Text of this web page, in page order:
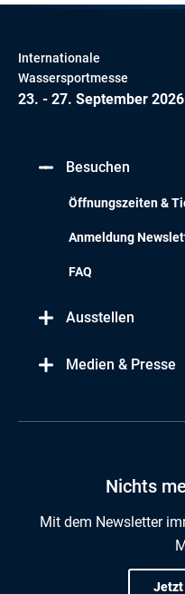
Internationale
Wassersportmesse
23. - 27. September 2026
Besuchen
Öffnungszeiten &
Anmeldung
FAQ
Ausstellen
Medien & Presse
Nichts
Mit dem Newsletter
Jetzt